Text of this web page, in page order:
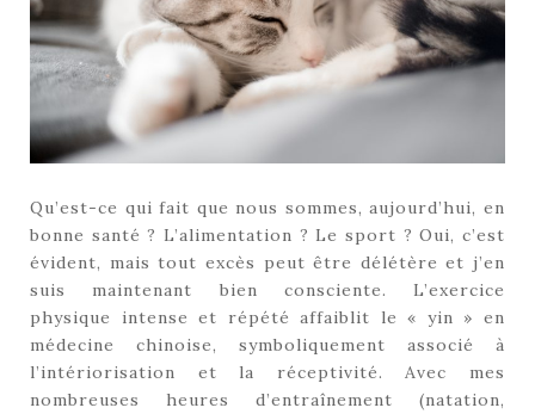
Qu’est-ce qui fait que nous sommes, aujourd’hui, en
bonne santé ? L’alimentation ? Le sport ? Oui, c’est
évident, mais tout excès peut être délétère et j’en
suis maintenant bien consciente. L’exercice
physique intense et répété affaiblit le « yin » en
médecine chinoise, symboliquement associé à
l’intériorisation et la réceptivité. Avec mes
nombreuses heures d’entraînement (natation,